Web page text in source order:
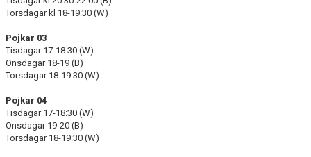
Torsdagar kl 18-19:30 (W)
Pojkar 03
Tisdagar 17-18:30 (W)
Onsdagar 18-19 (B)
Torsdagar 18-19:30 (W)
Pojkar 04
Tisdagar 17-18:30 (W)
Onsdagar 19-20 (B)
Torsdagar 18-19:30 (W)